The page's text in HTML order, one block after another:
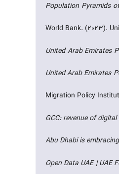
Population Pyramids
World Bank. (2023).
United Arab Emirates
United Arab Emirates
Migration Policy
GCC: revenue of
Abu Dhabi is
Open Data UAE | UAE